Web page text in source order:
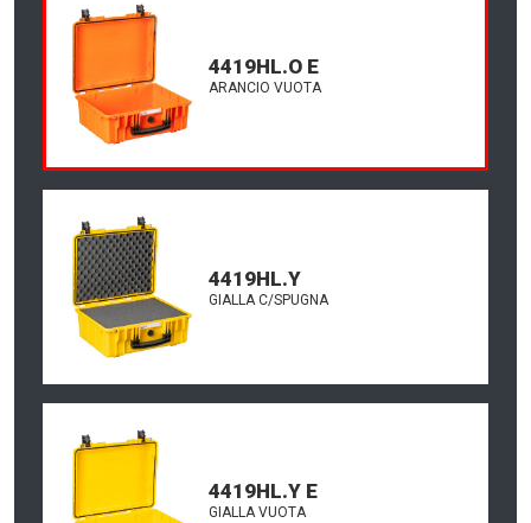
4419HL.O E
ARANCIO VUOTA
4419HL.Y
GIALLA C/SPUGNA
4419HL.Y E
GIALLA VUOTA